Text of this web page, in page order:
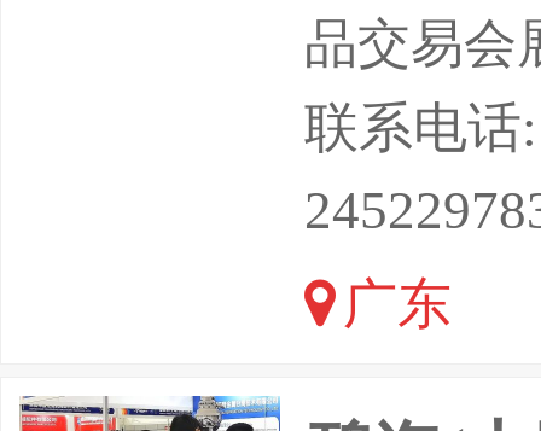
单位：
承办单
展后报告
点博览
成功举
品交易会
联系电话
广东